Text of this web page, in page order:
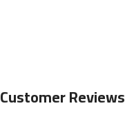
Customer Reviews